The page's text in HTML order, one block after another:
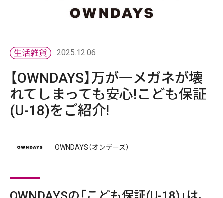
2025.12.06
【OWNDAYS】万が一メガネが壊
れてしまっても安心!こども保証
(U-18)をご紹介!
OWNDAYS（オンデーズ）